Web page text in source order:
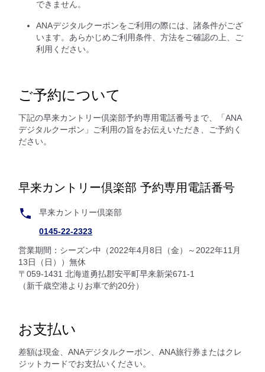
できません。
ANAデジタルクーポンをご利用の際には、諸条件がござ
います。あらかじめご利用条件、方法をご確認の上、ご
利用ください。
ご予約について
下記の早来カントリー倶楽部予約専用電話番号まで、「ANA
デジタルクーポン」ご利用の旨をお伝えいただき、ご予約く
ださい。
早来カントリー倶楽部 予約専用電話番号
早来カントリー倶楽部
0145-22-2323
営業期間：シーズン中（2022年4月8日（金）～2022年11月
13日（日））無休
〒059-1431 北海道勇払郡安平町早来新栄671-1
（新千歳空港よりお車で約20分）
お支払い
差額は現金、ANAデジタルクーポン、ANA旅行券またはクレ
ジットカードでお支払いください。